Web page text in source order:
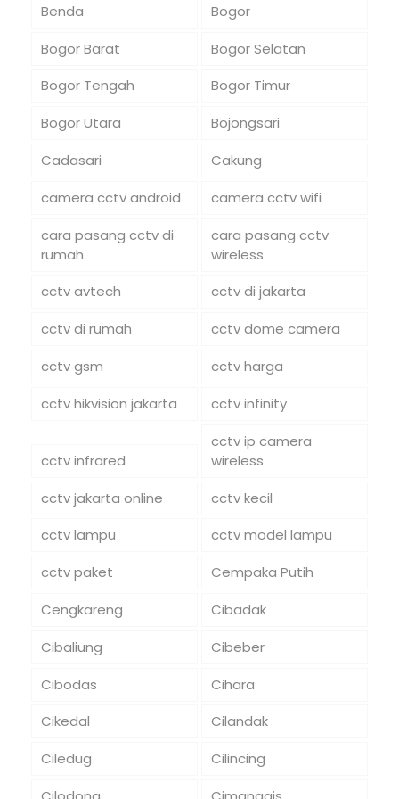
Benda
Bogor
Bogor Barat
Bogor Selatan
Bogor Tengah
Bogor Timur
Bogor Utara
Bojongsari
Cadasari
Cakung
camera cctv android
camera cctv wifi
cara pasang cctv di
rumah
cara pasang cctv
wireless
cctv avtech
cctv di jakarta
cctv di rumah
cctv dome camera
cctv gsm
cctv harga
cctv hikvision jakarta
cctv infinity
cctv infrared
cctv ip camera
wireless
cctv jakarta online
cctv kecil
cctv lampu
cctv model lampu
cctv paket
Cempaka Putih
Cengkareng
Cibadak
Cibaliung
Cibeber
Cibodas
Cihara
Cikedal
Cilandak
Ciledug
Cilincing